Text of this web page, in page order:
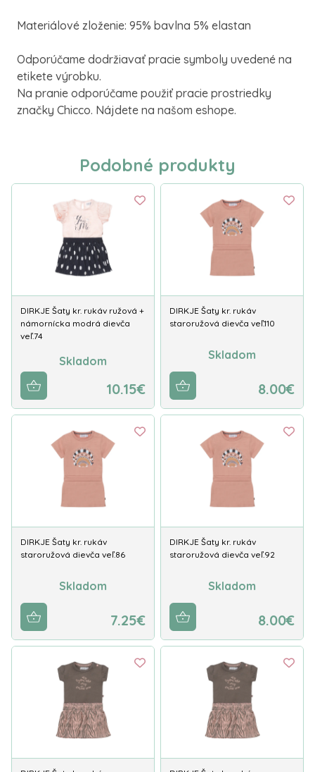
Materiálové zloženie: 95% bavlna 5% elastan
Odporúčame dodržiavať pracie symboly uvedené na
etikete výrobku.
Na pranie odporúčame použiť pracie prostriedky
značky Chicco. Nájdete na našom eshope.
Podobné produkty
DIRKJE Šaty kr. rukáv ružová +
námornícka modrá dievča
veľ.74
Skladom
10.15€
DIRKJE Šaty kr. rukáv
staroružová dievča veľ.110
Skladom
8.00€
DIRKJE Šaty kr. rukáv
staroružová dievča veľ.86
Skladom
7.25€
DIRKJE Šaty kr. rukáv
staroružová dievča veľ.92
Skladom
8.00€